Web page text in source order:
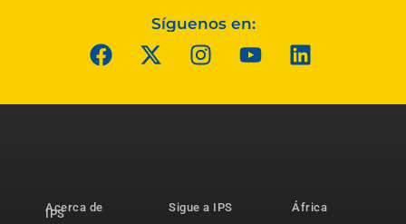
Síguenos en:
Acerca de
IPS
Sigue a IPS
África